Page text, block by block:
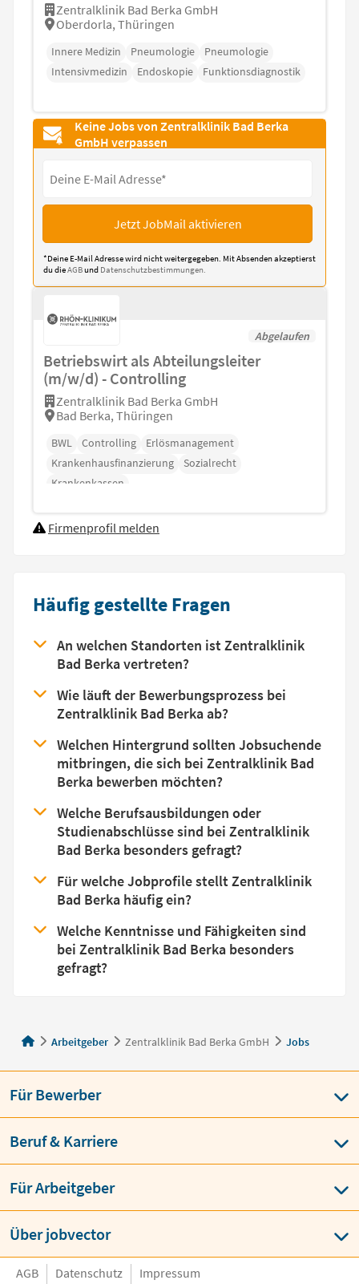
Zentralklinik Bad Berka GmbH
Oberdorla, Thüringen
Innere Medizin Pneumologie
Pneumologie
Intensivmedizin
Endoskopie Funktionsdiagnostik
Keine Jobs von Zentralklinik Bad Berka
GmbH verpassen
Jetzt JobMail aktivieren
*Deine E-Mail Adresse wird nicht weitergegeben. Mit Absenden akzeptierst
du dieAGBund Datenschutzbestimmungen.
Abgelaufen
Betriebswirt als Abteilungsleiter
(m/w/d) - Controlling
Zentralklinik Bad Berka GmbH
Bad Berka, Thüringen
BWL Controlling
Erlösmanagement
Krankenhausfinanzierung
Sozialrecht
Krankenkassen
Firmenprofil melden
Häufig gestellte Fragen
An welchen Standorten ist Zentralklinik
Bad Berka vertreten?
Wie läuft der Bewerbungsprozess bei
Zentralklinik Bad Berka ab?
Welchen Hintergrund sollten Jobsuchende
mitbringen, die sich bei Zentralklinik Bad
Berka bewerben möchten?
Welche Berufsausbildungen oder
Studienabschlüsse sind bei Zentralklinik
Bad Berka besonders gefragt?
Für welche Jobprofile stellt Zentralklinik
Bad Berka häufig ein?
Welche Kenntnisse und Fähigkeiten sind
bei Zentralklinik Bad Berka besonders
gefragt?
Arbeitgeber Zentralklinik Bad Berka GmbH Jobs
Für Bewerber
Beruf & Karriere
Für Arbeitgeber
Über jobvector
AGB Datenschutz Impressum